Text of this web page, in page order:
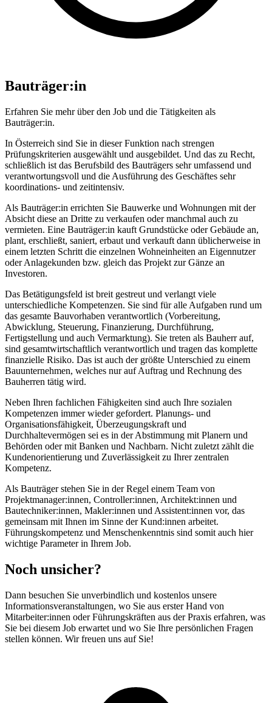
Bauträger:in
Erfahren Sie mehr über den Job und die Tätigkeiten als
Bauträger:in.
In Österreich sind Sie in dieser Funktion nach strengen
Prüfungskriterien ausgewählt und ausgebildet. Und das zu Recht,
schließlich ist das Berufsbild des Bauträgers sehr umfassend und
verantwortungsvoll und die Ausführung des Geschäftes sehr
koordinations- und zeitintensiv.
Als Bauträger:in errichten Sie Bauwerke und Wohnungen mit der
Absicht diese an Dritte zu verkaufen oder manchmal auch zu
vermieten. Eine Bauträger:in kauft Grundstücke oder Gebäude an,
plant, erschließt, saniert, erbaut und verkauft dann üblicherweise in
einem letzten Schritt die einzelnen Wohneinheiten an Eigennutzer
oder Anlagekunden bzw. gleich das Projekt zur Gänze an
Investoren.
Das Betätigungsfeld ist breit gestreut und verlangt viele
unterschiedliche Kompetenzen. Sie sind für alle Aufgaben rund um
das gesamte Bauvorhaben verantwortlich (Vorbereitung,
Abwicklung, Steuerung, Finanzierung, Durchführung,
Fertigstellung und auch Vermarktung). Sie treten als Bauherr auf,
sind gesamtwirtschaftlich verantwortlich und tragen das komplette
finanzielle Risiko. Das ist auch der größte Unterschied zu einem
Bauunternehmen, welches nur auf Auftrag und Rechnung des
Bauherren tätig wird.
Neben Ihren fachlichen Fähigkeiten sind auch Ihre sozialen
Kompetenzen immer wieder gefordert. Planungs- und
Organisationsfähigkeit, Überzeugungskraft und
Durchhaltevermögen sei es in der Abstimmung mit Planern und
Behörden oder mit Banken und Nachbarn. Nicht zuletzt zählt die
Kundenorientierung und Zuverlässigkeit zu Ihrer zentralen
Kompetenz.
Als Bauträger stehen Sie in der Regel einem Team von
Projektmanager:innen, Controller:innen, Architekt:innen und
Bautechniker:innen, Makler:innen und Assistent:innen vor, das
gemeinsam mit Ihnen im Sinne der Kund:innen arbeitet.
Führungskompetenz und Menschenkenntnis sind somit auch hier
wichtige Parameter in Ihrem Job.
Noch unsicher?
Dann besuchen Sie unverbindlich und kostenlos unsere
Informationsveranstaltungen, wo Sie aus erster Hand von
Mitarbeiter:innen oder Führungskräften aus der Praxis erfahren, was
Sie bei diesem Job erwartet und wo Sie Ihre persönlichen Fragen
stellen können. Wir freuen uns auf Sie!